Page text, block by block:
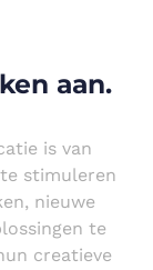
aan.
is van
stimuleren
nieuwe
te
creatieve